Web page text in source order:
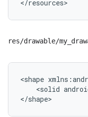
res/drawable/
<shape
<solid